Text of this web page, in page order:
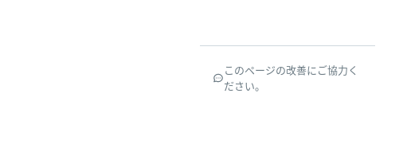
このページの改善にご協力く
ださい。